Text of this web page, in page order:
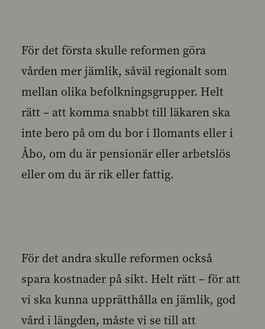
För det första skulle reformen göra
vården mer jämlik, såväl regionalt som
mellan olika befolkningsgrupper. Helt
rätt – att komma snabbt till läkaren ska
inte bero på om du bor i Ilomants eller i
Åbo, om du är pensionär eller arbetslös
eller om du är rik eller fattig.
För det andra skulle reformen också
spara kostnader på sikt. Helt rätt – för att
vi ska kunna upprätthålla en jämlik, god
vård i längden, måste vi se till att